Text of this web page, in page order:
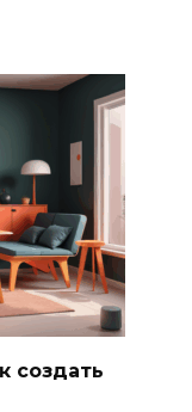
создать